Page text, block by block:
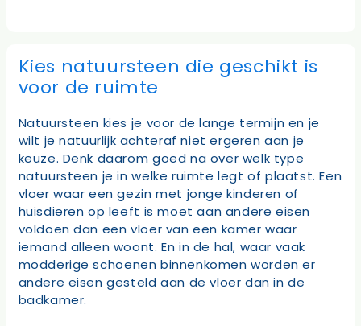
Kies natuursteen die geschikt is
voor de ruimte
Natuursteen kies je voor de lange termijn en je
wilt je natuurlijk achteraf niet ergeren aan je
keuze. Denk daarom goed na over welk type
natuursteen je in welke ruimte legt of plaatst. Een
vloer waar een gezin met jonge kinderen of
huisdieren op leeft is moet aan andere eisen
voldoen dan een vloer van een kamer waar
iemand alleen woont. En in de hal, waar vaak
modderige schoenen binnenkomen worden er
andere eisen gesteld aan de vloer dan in de
badkamer.